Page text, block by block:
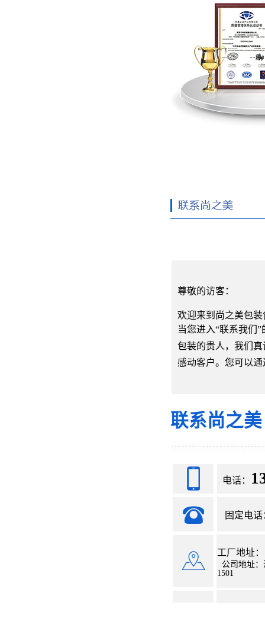
尊敬的访客：
欢迎来到尚之美包
当您进入“联系我们
包装的贵人，我们
感动客户。您可以
联系尚之美
电话：
固定电话
工厂地址
公司地址
1501